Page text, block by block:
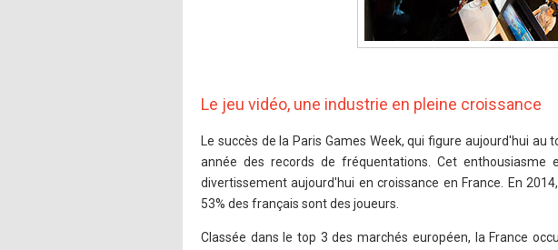
Le jeu vidéo, une industrie en pleine croissance
Le succès de la Paris Games Week, qui figure aujourd'hui
année des records de fréquentations. Cet
divertissement aujourd'hui en croissance en France. En
53% des français sont des joueurs.
Classée dans le top 3 des marchés européen, la France